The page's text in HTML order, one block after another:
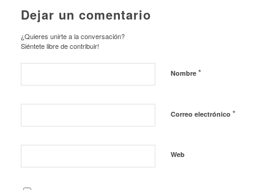
Dejar un comentario
¿Quieres unirte a la conversación?
Siéntete libre de contribuir!
Nombre *
Correo electrónico *
Web